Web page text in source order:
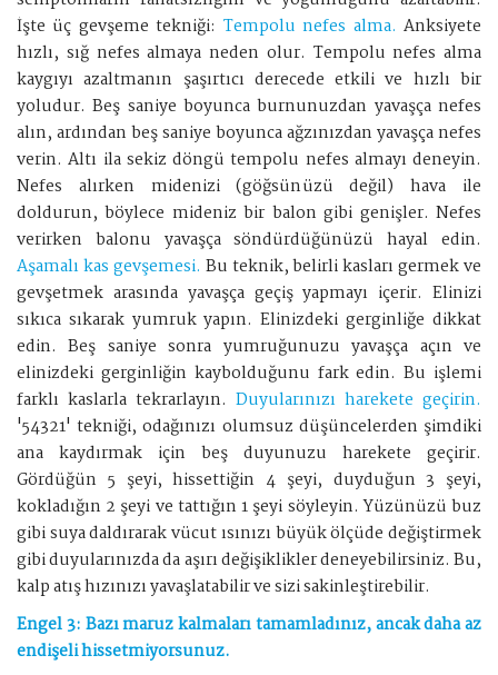
İşte üç gevşeme tekniği: Tempolu nefes alma. Anksiyete
hızlı, sığ nefes almaya neden olur. Tempolu nefes alma
kaygıyı azaltmanın şaşırtıcı derecede etkili ve hızlı bir
yoludur. Beş saniye boyunca burnunuzdan yavaşça nefes
alın, ardından beş saniye boyunca ağzınızdan yavaşça nefes
verin. Altı ila sekiz döngü tempolu nefes almayı deneyin.
Nefes alırken midenizi (göğsünüzü değil) hava ile
doldurun, böylece mideniz bir balon gibi genişler. Nefes
verirken balonu yavaşça söndürdüğünüzü hayal edin.
Aşamalı kas gevşemesi. Bu teknik, belirli kasları germek ve
gevşetmek arasında yavaşça geçiş yapmayı içerir. Elinizi
sıkıca sıkarak yumruk yapın. Elinizdeki gerginliğe dikkat
edin. Beş saniye sonra yumruğunuzu yavaşça açın ve
elinizdeki gerginliğin kaybolduğunu fark edin. Bu işlemi
farklı kaslarla tekrarlayın. Duyularınızı harekete geçirin.
'54321' tekniği, odağınızı olumsuz düşüncelerden şimdiki
ana kaydırmak için beş duyunuzu harekete geçirir.
Gördüğün 5 şeyi, hissettiğin 4 şeyi, duyduğun 3 şeyi,
kokladığın 2 şeyi ve tattığın 1 şeyi söyleyin. Yüzünüzü buz
gibi suya daldırarak vücut ısınızı büyük ölçüde değiştirmek
gibi duyularınızda da aşırı değişiklikler deneyebilirsiniz. Bu,
kalp atış hızınızı yavaşlatabilir ve sizi sakinleştirebilir.
Engel 3: Bazı maruz kalmaları tamamladınız, ancak daha az
endişeli hissetmiyorsunuz.